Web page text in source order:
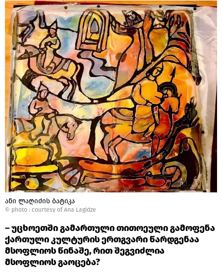
ანი ლაღიძის ბატიკა
© photo : courtesy of Ana Lagidze
– უცხოეთში გამართული თითოეული გამოფენა
ქართული კულტურის ერთგვარი წარდგენაა
მსოფლიოს წინაშე, რით შეგვიძლია
მსოფლიოს გაოცება?